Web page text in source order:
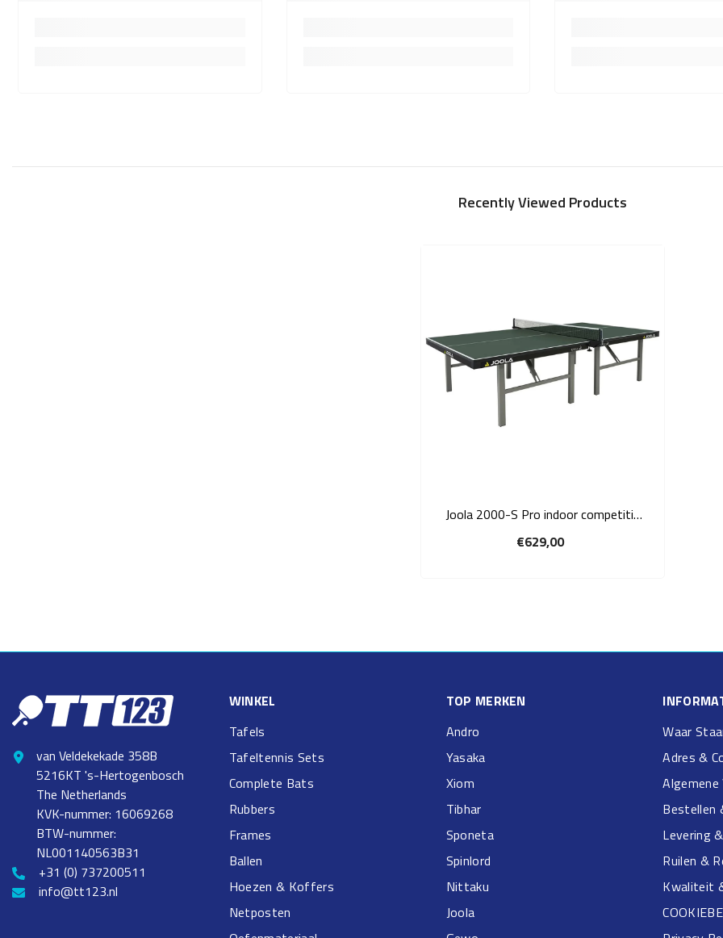
Recently Viewed Products
Joola 2000-S Pro indoor competitie
tafeltennistafel - groen
€629,00
van Veldekekade 358B
5216KT 's-Hertogenbosch
The Netherlands
KVK-nummer: 16069268
BTW-nummer:
NL001140563B31
+31 (0) 737200511
info@tt123.nl
WINKEL
Tafels
Tafeltennis Sets
Complete Bats
Rubbers
Frames
Ballen
Hoezen & Koffers
Netposten
TOP MERKEN
Andro
Yasaka
Xiom
Tibhar
Sponeta
Spinlord
Nittaku
Joola
Waar
Adres &
Bestellen
Levering
Ruilen &
Kwaliteit